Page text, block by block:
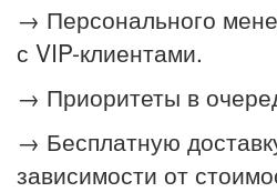
→ Персонального
с VIP-клиентами.
→ Приоритеты в
→ Бесплатную
зависимости от